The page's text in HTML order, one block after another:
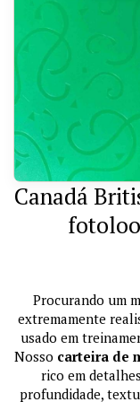
Canadá
Procurando um
extremamente
usado em
Nosso carteira de
rico em
profundidade,